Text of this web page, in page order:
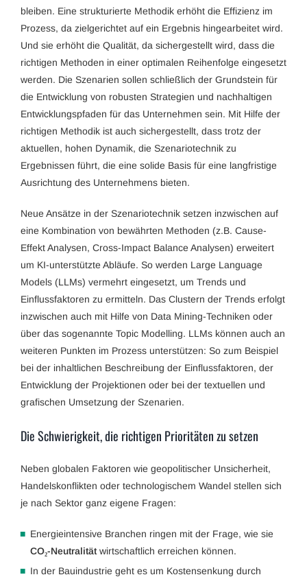
bleiben. Eine strukturierte Methodik erhöht die Effizienz im
Prozess, da zielgerichtet auf ein Ergebnis hingearbeitet wird.
Und sie erhöht die Qualität, da sichergestellt wird, dass die
richtigen Methoden in einer optimalen Reihenfolge eingesetzt
werden. Die Szenarien sollen schließlich der Grundstein für
die Entwicklung von robusten Strategien und nachhaltigen
Entwicklungspfaden für das Unternehmen sein. Mit Hilfe der
richtigen Methodik ist auch sichergestellt, dass trotz der
aktuellen, hohen Dynamik, die Szenariotechnik zu
Ergebnissen führt, die eine solide Basis für eine langfristige
Ausrichtung des Unternehmens bieten.
Neue Ansätze in der Szenariotechnik setzen inzwischen auf
eine Kombination von bewährten Methoden (z.B. Cause-
Effekt Analysen, Cross-Impact Balance Analysen) erweitert
um KI-unterstützte Abläufe. So werden Large Language
Models (LLMs) vermehrt eingesetzt, um Trends und
Einflussfaktoren zu ermitteln. Das Clustern der Trends erfolgt
inzwischen auch mit Hilfe von Data Mining-Techniken oder
über das sogenannte Topic Modelling. LLMs können auch an
weiteren Punkten im Prozess unterstützen: So zum Beispiel
bei der inhaltlichen Beschreibung der Einflussfaktoren, der
Entwicklung der Projektionen oder bei der textuellen und
grafischen Umsetzung der Szenarien.
Die Schwierigkeit, die richtigen Prioritäten zu setzen
Neben globalen Faktoren wie geopolitischer Unsicherheit,
Handelskonflikten oder technologischem Wandel stellen sich
je nach Sektor ganz eigene Fragen:
Energieintensive Branchen ringen mit der Frage, wie sie
CO₂-Neutralitätwirtschaftlich erreichen können.
In der Bauindustrie geht es um Kostensenkung durch